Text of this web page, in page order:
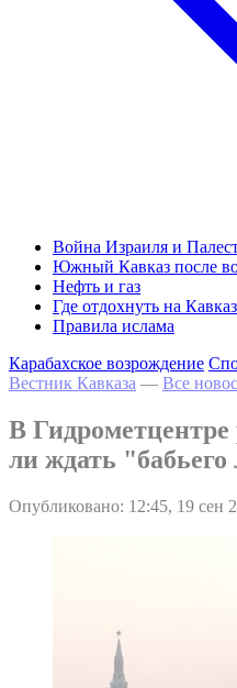
Война Израиля и
Южный Кавказ после
Нефть и газ
Где отдохнуть на
Правила ислама
Карабахское возрождение
Вестник Кавказа — Все
В Гидрометцентре
ли ждать
Опубликовано: 12:45, 19 сен